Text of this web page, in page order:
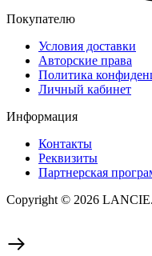
Покупателю
Условия доставки
Авторские права
Политика
Личный кабинет
Информация
Контакты
Реквизиты
Партнерская
Copyright © 2026